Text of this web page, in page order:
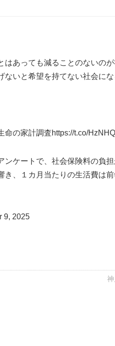
はあっても減ることのないの
いと希望を持てない社会にな
命の家計調査https://t.co/
ンケートで、社会保険料の負
き、１カ月当たりの生活費は
9, 2025